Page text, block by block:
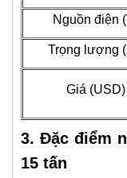
Nguồn điện
Trọng lượng
Giá (USD)
3. Đặc điểm
15 tấn